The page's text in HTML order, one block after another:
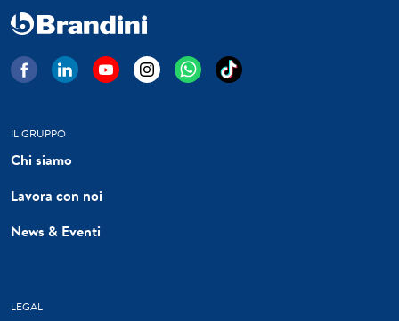
IL GRUPPO
Chi siamo
Lavora con noi
News & Eventi
LEGAL